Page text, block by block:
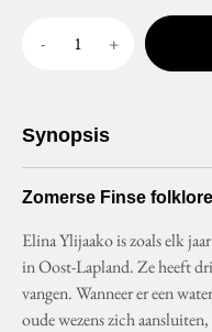
Synopsis
Zomerse Finse folklore
Elina Ylijaako is zoals elk
in Oost-Lapland. Ze heeft
vangen. Wanneer er een
oude wezens zich